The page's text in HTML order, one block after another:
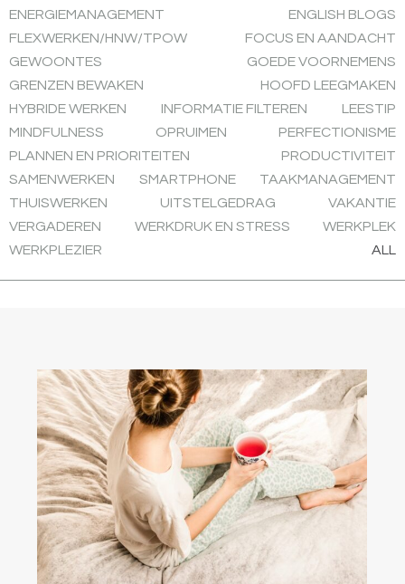
ENERGIEMANAGEMENT
ENGLISH BLOGS
FLEXWERKEN/HNW/TPOW
FOCUS EN AANDACHT
GEWOONTES
GOEDE VOORNEMENS
GRENZEN BEWAKEN
HOOFD LEEGMAKEN
HYBRIDE WERKEN
INFORMATIE FILTEREN
LEESTIP
MINDFULNESS
OPRUIMEN
PERFECTIONISME
PLANNEN EN PRIORITEITEN
PRODUCTIVITEIT
SAMENWERKEN
SMARTPHONE
TAAKMANAGEMENT
THUISWERKEN
UITSTELGEDRAG
VAKANTIE
VERGADEREN
WERKDRUK EN STRESS
WERKPLEK
WERKPLEZIER
ALL